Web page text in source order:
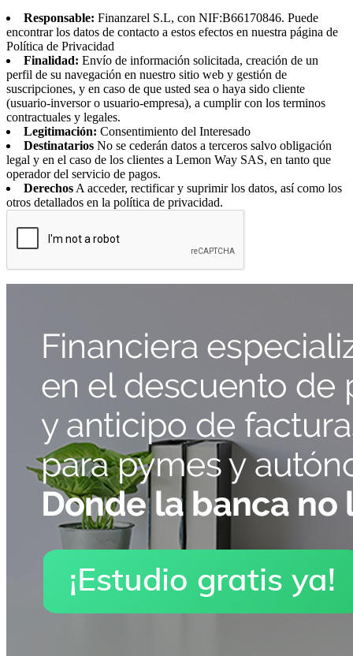
Responsable: Finanzarel S.L, con NIF:B66170846. Puede
encontrar los datos de contacto a estos efectos en nuestra página de
Política de Privacidad
Finalidad: Envío de información solicitada, creación de un
perfil de su navegación en nuestro sitio web y gestión de
suscripciones, y en caso de que usted sea o haya sido cliente
(usuario-inversor o usuario-empresa), a cumplir con los terminos
contractuales y legales.
Legitimación: Consentimiento del Interesado
Destinatarios No se cederán datos a terceros salvo obligación
legal y en el caso de los clientes a Lemon Way SAS, en tanto que
operador del servicio de pagos.
Derechos A acceder, rectificar y suprimir los datos, así como los
otros detallados en la política de privacidad.